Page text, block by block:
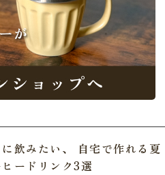
飲みたい、 自宅で作れる夏
ードリンク3選